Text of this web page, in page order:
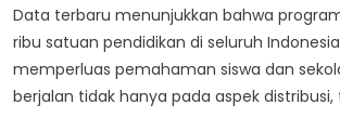
Data terbaru menunjukkan bahwa
ribu satuan pendidikan di seluruh
memperluas pemahaman siswa dan
berjalan tidak hanya pada aspek